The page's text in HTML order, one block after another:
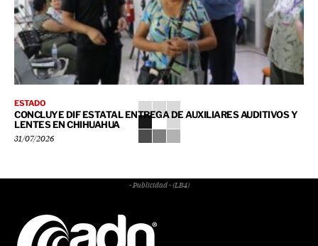
ESTADO
CONCLUYE DIF ESTATAL ENTREGA DE AUXILIARES AUDITIVOS Y
LENTES EN CHIHUAHUA
31/07/2026
- Publicidad - (LB4)